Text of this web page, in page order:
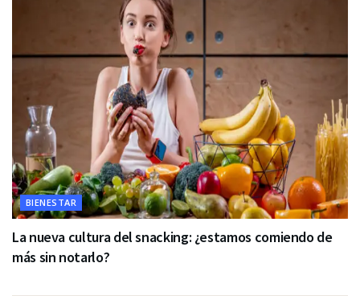
BIENESTAR
La nueva cultura del snacking: ¿estamos comiendo de
más sin notarlo?